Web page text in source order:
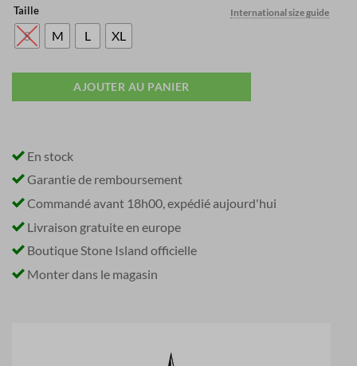
was:
€ 260,00.
International size guide
Taille
S M L XL
AJOUTER AU PANIER
En stock
Garantie de remboursement
Commandé avant 18h00, expédié aujourd'hui
Livraison gratuite en europe
Boutique Stone Island officielle
Monter dans le magasin